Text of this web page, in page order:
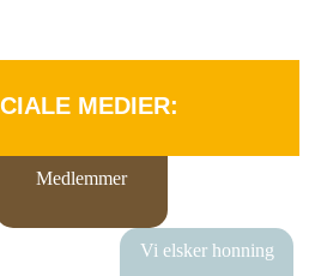
MEDIER:
Medlemmer
Vi elsker honning